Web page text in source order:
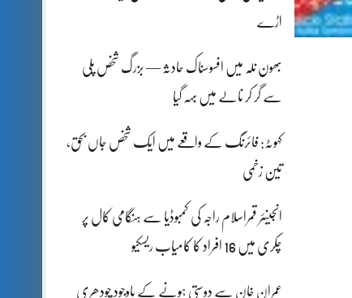
اڑے
بھون نلہ میں افسوسناک حادثہ — بزرگ شخص پلی
سے گر کر نالے میں بہہ گیا
کہوٹہ: فائرنگ کے واقعے میں ایک شخص جاں بحق،
تین زخمی
انجینئر قمراسلام راجہ کی کمبوڈیا سے ہنگامی کال پر
چکری میں 16 افراد کا کامیاب ریسکیو
عمران خان سے دوستی ہونے کے باوجود چودھری